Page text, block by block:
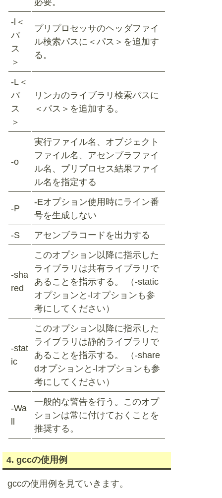
必要。
-l＜
パ
ス
＞
プリプロセッサのヘッダファイ
ル検索パスに＜パス＞を追加す
る。
-L＜
パ
ス
＞
リンカのライブラリ検索パスに
＜パス＞を追加する。
-o
実行ファイル名、オブジェクト
ファイル名、アセンブラファイ
ル名、プリプロセス結果ファイ
ル名を指定する
-P
-Eオプション使用時にライン番
号を生成しない
-S
アセンブラコードを出力する
-sha
red
このオプション以降に指示した
ライブラリは共有ライブラリで
あることを指示する。 （-static
オプションと-lオプションも参
考にしてください）
-stat
ic
このオプション以降に指示した
ライブラリは静的ライブラリで
あることを指示する。 （-share
dオプションと-lオプションも参
考にしてください）
-Wa
一般的な警告を行う。このオプ
ションは常に付けておくことを
推奨する。
4. gccの使用例
gccの使用例を見ていきます。